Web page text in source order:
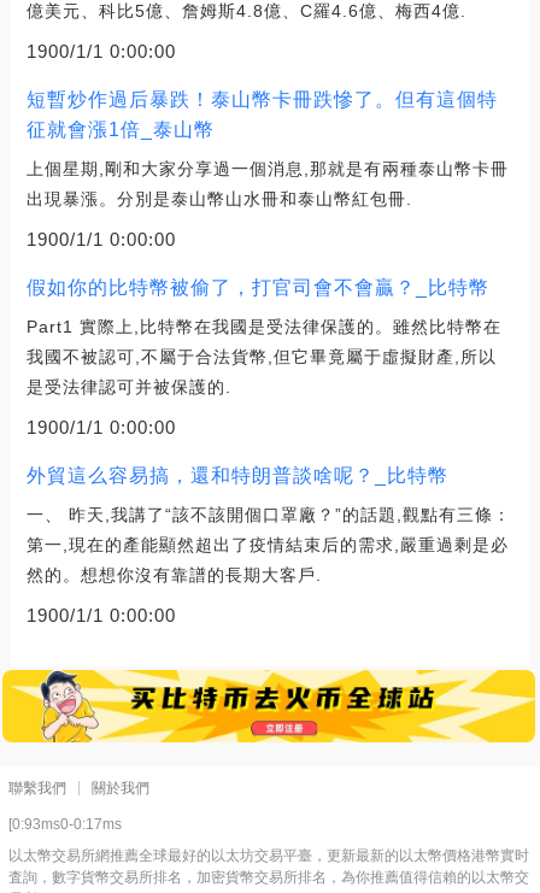
億美元、科比5億、詹姆斯4.8億、C羅4.6億、梅西4億.
1900/1/1 0:00:00
短暫炒作過后暴跌！泰山幣卡冊跌慘了。但有這個特
征就會漲1倍_泰山幣
上個星期,剛和大家分享過一個消息,那就是有兩種泰山幣卡冊
出現暴漲。分別是泰山幣山水冊和泰山幣紅包冊.
1900/1/1 0:00:00
假如你的比特幣被偷了，打官司會不會贏？_比特幣
Part1 實際上,比特幣在我國是受法律保護的。雖然比特幣在
我國不被認可,不屬于合法貨幣,但它畢竟屬于虛擬財產,所以
是受法律認可并被保護的.
1900/1/1 0:00:00
外貿這么容易搞，還和特朗普談啥呢？_比特幣
一、 昨天,我講了“該不該開個口罩廠？”的話題,觀點有三條：
第一,現在的產能顯然超出了疫情結束后的需求,嚴重過剩是必
然的。想想你沒有靠譜的長期大客戶.
1900/1/1 0:00:00
聯繫我們 關於我們
[0:93ms0-0:17ms
以太幣交易所網推薦全球最好的以太坊交易平臺，更新最新的以太幣價格港幣實时
査詢，數字貨幣交易所排名，加密貨幣交易所排名，為你推薦值得信賴的以太幣交